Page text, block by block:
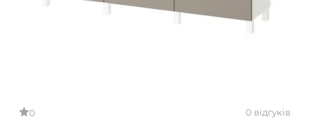
0 0 відгуків